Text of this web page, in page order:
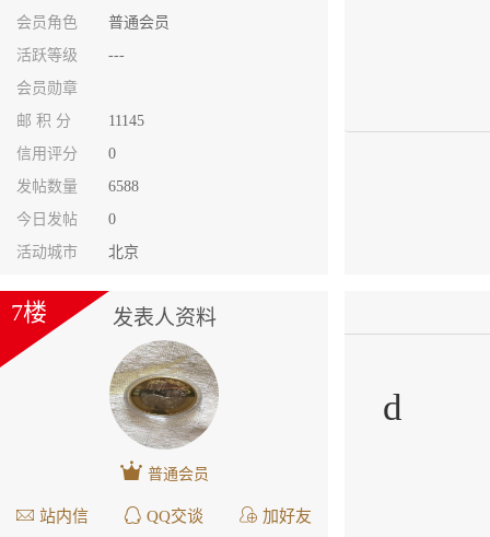
会员角色
普通会员
活跃等级
---
会员勋章
邮 积 分
11145
信用评分
0
发帖数量
6588
今日发帖
0
活动城市
北京
发表人资料
7楼
普通会员
站内信 QQ交谈 加好友
d